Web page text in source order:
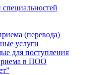
(перевода)
услуги
для поступления
в ПОО